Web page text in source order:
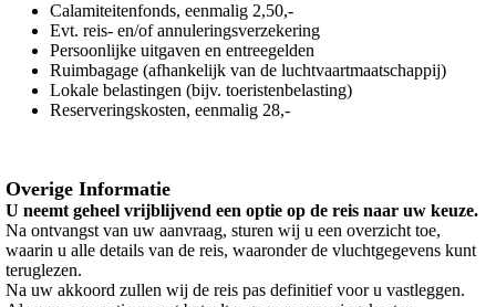
Calamiteitenfonds, eenmalig 2,50,-
Evt. reis- en/of annuleringsverzekering
Persoonlijke uitgaven en entreegelden
Ruimbagage (afhankelijk van de luchtvaartmaatschappij)
Lokale belastingen (bijv. toeristenbelasting)
Reserveringskosten, eenmalig 28,-
Overige Informatie
U neemt geheel vrijblijvend een optie op de reis naar uw keuze.
Na ontvangst van uw aanvraag, sturen wij u een overzicht toe,
waarin u alle details van de reis, waaronder de vluchtgegevens kunt
teruglezen.
Na uw akkoord zullen wij de reis pas definitief voor u vastleggen.